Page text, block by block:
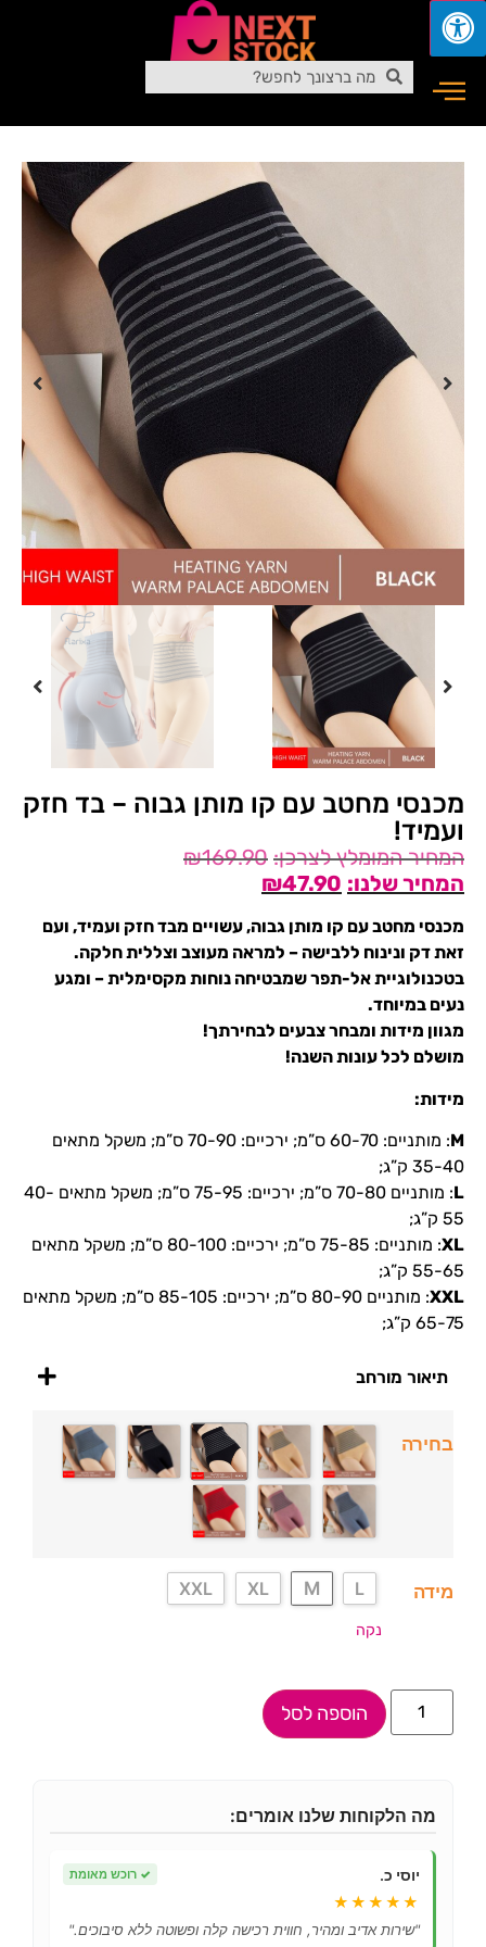
מכנסי מחטב עם קו מותן גבוה – בד חזק
ועמיד!
₪169.90
₪47.90
מכנסי מחטב עם קו מותן גבוה, עשויים מבד חזק ועמיד, ועם
זאת דק ונינוח ללבישה – למראה מעוצב וצללית חלקה.
בטכנולוגיית אל-תפר שמבטיחה נוחות מקסימלית – ומגע
נעים במיוחד.
מגוון מידות ומבחר צבעים לבחירתך!
מושלם לכל עונות השנה!
מידות:
M
: מותניים: 60-70 ס”מ; ירכיים: 70-90 ס”מ; משקל מתאים
35-40 ק”ג;
L
: מותניים 70-80 ס”מ; ירכיים: 75-95 ס”מ; משקל מתאים 40-
55 ק”ג;
XL
: מותניים: 75-85 ס”מ; ירכיים: 80-100 ס”מ; משקל מתאים
55-65 ק”ג;
XXL
: מותניים 80-90 ס”מ; ירכיים: 85-105 ס”מ; משקל מתאים
65-75 ק”ג;
תיאור מורחב
בחירה
מידה L
M
XL
XXL
נקה
הוספה לסל
מה הלקוחות שלנו אומרים:
יוסי כ. ✓ רוכש מאומת
★★★★★
"שירות אדיב ומהיר, חווית רכישה קלה ופשוטה ללא סיבוכים."